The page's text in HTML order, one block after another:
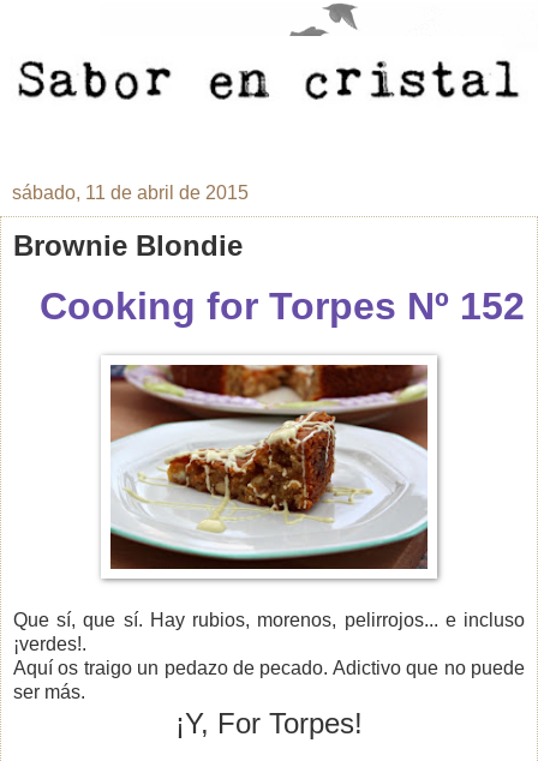
sábado, 11 de abril de 2015
Brownie Blondie
Cooking for Torpes Nº 152
Que sí, que sí. Hay rubios, morenos, pelirrojos... e incluso
¡verdes!.
Aquí os traigo un pedazo de pecado. Adictivo que no puede
ser más.
¡Y, For Torpes!